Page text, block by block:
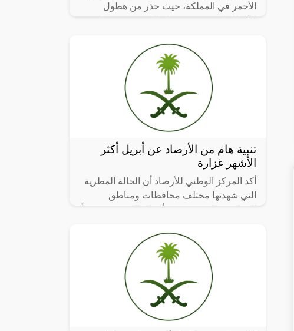
الأحمر في المملكة، حيث حذر من هطول
تنبية هام من الأرصاد عن أبريل أكثر
الأشهر غزارة
أكد المركز الوطني للأرصاد أن الحالة المطرية
التي شهدتها مختلف محافظات ومناطق